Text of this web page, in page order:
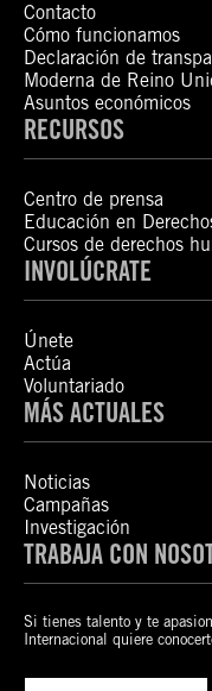
Contacto
Cómo funcionamos
Declaración de
Moderna de Reino
Asuntos económicos
RECURSOS
Centro de prensa
Educación en
Cursos de derechos
INVOLÚCRATE
Únete
Actúa
Voluntariado
MÁS ACTUALES
Noticias
Campañas
Investigación
TRABAJA CON
Si tienes talento y te
Internacional quiere